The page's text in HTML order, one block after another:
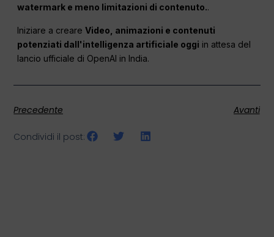
watermark e meno limitazioni di contenuto..
Iniziare a creareVideo, animazioni e contenuti
potenziati dall'intelligenza artificiale oggi in attesa del
lancio ufficiale di OpenAI in India.
Precedente Avanti
Condividi il post: